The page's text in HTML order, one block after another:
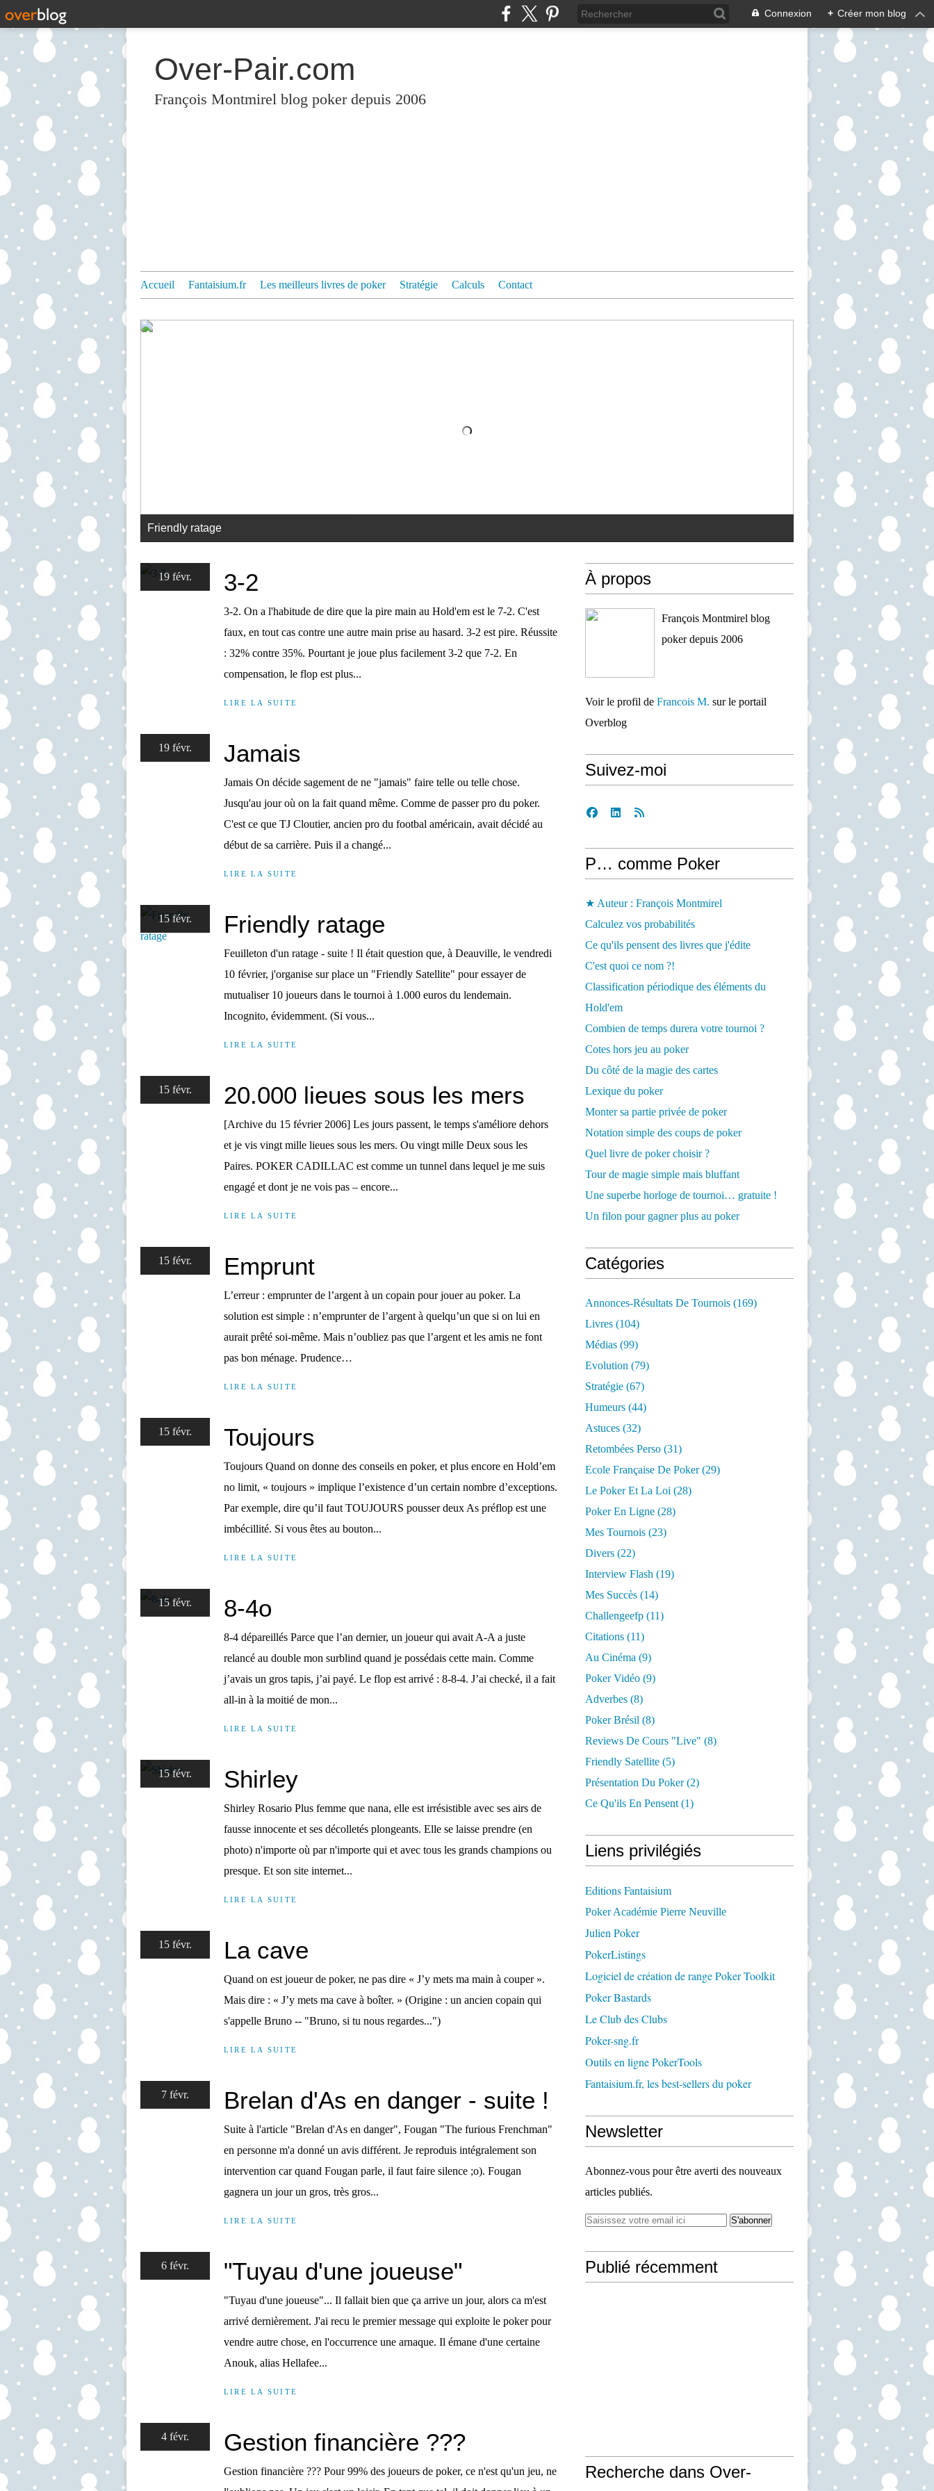
Connexion + Créer mon blog
Over-Pair.com
François Montmirel blog poker depuis 2006
Accueil Fantaisium.fr Les meilleurs livres de poker Stratégie Calculs Contact
Friendly ratage
19 févr. 3-2
3-2. On a l'habitude de dire que la pire main au Hold'em est le 7-2. C'est
faux, en tout cas contre une autre main prise au hasard. 3-2 est pire. Réussite
: 32% contre 35%. Pourtant je joue plus facilement 3-2 que 7-2. En
compensation, le flop est plus...
LIRE LA SUITE
19 févr. Jamais
Jamais On décide sagement de ne "jamais" faire telle ou telle chose.
Jusqu'au jour où on la fait quand même. Comme de passer pro du poker.
C'est ce que TJ Cloutier, ancien pro du footbal américain, avait décidé au
début de sa carrière. Puis il a changé...
LIRE LA SUITE
15 févr. Friendly ratage
Feuilleton d'un ratage - suite ! Il était question que, à Deauville, le vendredi
10 février, j'organise sur place un "Friendly Satellite" pour essayer de
mutualiser 10 joueurs dans le tournoi à 1.000 euros du lendemain.
Incognito, évidemment. (Si vous...
LIRE LA SUITE
15 févr. 20.000 lieues sous les mers
[Archive du 15 février 2006] Les jours passent, le temps s'améliore dehors
et je vis vingt mille lieues sous les mers. Ou vingt mille Deux sous les
Paires. POKER CADILLAC est comme un tunnel dans lequel je me suis
engagé et dont je ne vois pas – encore...
LIRE LA SUITE
15 févr. Emprunt
L’erreur : emprunter de l’argent à un copain pour jouer au poker. La
solution est simple : n’emprunter de l’argent à quelqu’un que si on lui en
aurait prêté soi-même. Mais n’oubliez pas que l’argent et les amis ne font
pas bon ménage. Prudence…
LIRE LA SUITE
15 févr. Toujours
Toujours Quand on donne des conseils en poker, et plus encore en Hold’em
no limit, « toujours » implique l’existence d’un certain nombre d’exceptions.
Par exemple, dire qu’il faut TOUJOURS pousser deux As préflop est une
imbécillité. Si vous êtes au bouton...
LIRE LA SUITE
15 févr. 8-4o
8-4 dépareillés Parce que l’an dernier, un joueur qui avait A-A a juste
relancé au double mon surblind quand je possédais cette main. Comme
j’avais un gros tapis, j’ai payé. Le flop est arrivé : 8-8-4. J’ai checké, il a fait
all-in à la moitié de mon...
LIRE LA SUITE
15 févr. Shirley
Shirley Rosario Plus femme que nana, elle est irrésistible avec ses airs de
fausse innocente et ses décolletés plongeants. Elle se laisse prendre (en
photo) n'importe où par n'importe qui et avec tous les grands champions ou
presque. Et son site internet...
LIRE LA SUITE
15 févr. La cave
Quand on est joueur de poker, ne pas dire « J’y mets ma main à couper ».
Mais dire : « J’y mets ma cave à boîter. » (Origine : un ancien copain qui
s'appelle Bruno -- "Bruno, si tu nous regardes...")
LIRE LA SUITE
7 févr. Brelan d'As en danger - suite !
Suite à l'article "Brelan d'As en danger", Fougan "The furious Frenchman"
en personne m'a donné un avis différent. Je reproduis intégralement son
intervention car quand Fougan parle, il faut faire silence ;o). Fougan
gagnera un jour un gros, très gros...
LIRE LA SUITE
6 févr. "Tuyau d'une joueuse"
"Tuyau d'une joueuse"... Il fallait bien que ça arrive un jour, alors ca m'est
arrivé dernièrement. J'ai recu le premier message qui exploite le poker pour
vendre autre chose, en l'occurrence une arnaque. Il émane d'une certaine
Anouk, alias Hellafee...
LIRE LA SUITE
4 févr. Gestion financière ???
Gestion financière ??? Pour 99% des joueurs de poker, ce n'est qu'un jeu, ne
À propos
François Montmirel blog
poker depuis 2006
Voir le profil de Francois M. sur le portail
Overblog
Suivez-moi
P… comme Poker
★ Auteur : François Montmirel
Calculez vos probabilités
Ce qu'ils pensent des livres que j'édite
C'est quoi ce nom ?!
Classification périodique des éléments du
Hold'em
Combien de temps durera votre tournoi ?
Cotes hors jeu au poker
Du côté de la magie des cartes
Lexique du poker
Monter sa partie privée de poker
Notation simple des coups de poker
Quel livre de poker choisir ?
Tour de magie simple mais bluffant
Une superbe horloge de tournoi… gratuite !
Un filon pour gagner plus au poker
Catégories
Annonces-Résultats De Tournois (169)
Livres (104)
Médias (99)
Evolution (79)
Stratégie (67)
Humeurs (44)
Astuces (32)
Retombées Perso (31)
Ecole Française De Poker(29)
Le Poker Et La Loi (28)
Poker En Ligne (28)
Mes Tournois (23)
Divers (22)
Interview Flash (19)
Mes Succès (14)
Challengeefp (11)
Citations (11)
Au Cinéma (9)
Poker Vidéo (9)
Adverbes (8)
Poker Brésil (8)
Reviews De Cours "live" (8)
Friendly Satellite (5)
Présentation Du Poker(2)
Ce Qu'ils En Pensent (1)
Liens privilégiés
Editions Fantaisium
Poker Académie Pierre Neuville
Julien Poker
PokerListings
Logiciel de création de range Poker Toolkit
Poker Bastards
Le Club des Clubs
Poker-sng.fr
Outils en ligne PokerTools
Fantaisium.fr, les best-sellers du poker
Newsletter
Abonnez-vous pour être averti des nouveaux
articles publiés.
Publié récemment
Recherche dans Over-